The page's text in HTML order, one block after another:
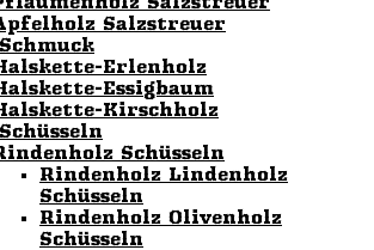
Salzstreuer
Erlenholz
Essigbaum
Kirschholz
Schüsseln
Rindenholz Lindenholz
Schüsseln
Rindenholz Olivenholz
Schüsseln